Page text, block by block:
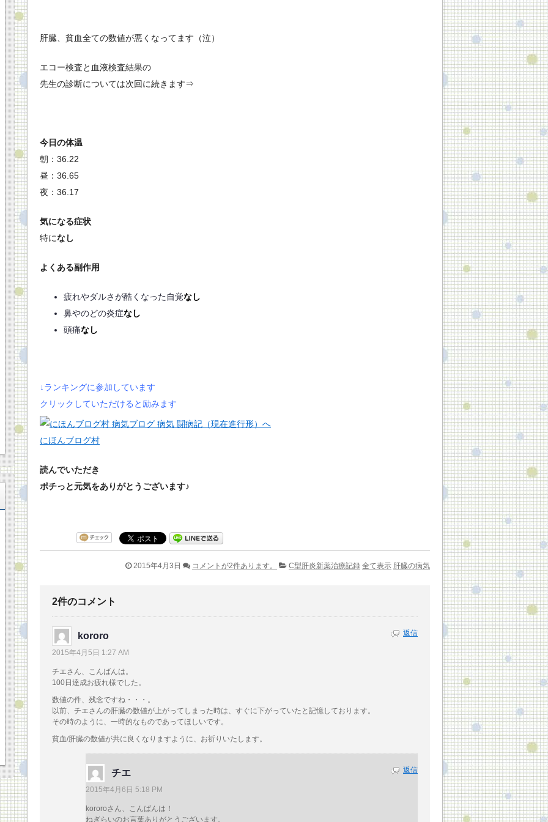
肝臓、貧血全ての数値が悪くなってます（泣）
エコー検査と血液検査結果の
先生の診断については次回に続きます⇒
今日の体温
朝：36.22
昼：36.65
夜：36.17
気になる症状
特になし
よくある副作用
疲れやダルさが酷くなった自覚なし
鼻やのどの炎症なし
頭痛なし
↓ランキングに参加しています
クリックしていただけると励みます
にほんブログ村
読んでいただき
ポチっと元気をありがとうございます♪
2015年4月3日 コメントが2件あります。 C型肝炎新薬治療記録 全て表示 肝臓の病気
2件のコメント
kororo
2015年4月5日 1:27 AM
チエさん、こんばんは。
100日達成お疲れ様でした。
数値の件、残念ですね・・・。
以前、チエさんの肝臓の数値が上がってしまった時は、すぐに下がっていたと記憶しております。
その時のように、一時的なものであってほしいです。
貧血/肝臓の数値が共に良くなりますように、お祈りいたします。
返信
チエ
2015年4月6日 5:18 PM
kororoさん、こんばんは！
ねぎらいのお言葉ありがとうございます。
返信